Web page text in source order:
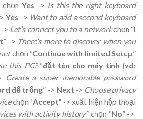
chọnYes -> Is this the right keyboard
Yes -> Want to add a second keyboard
-> Let’s connect you to a networkchọn “I
” -> There’s more to discover when you
chọn “Continue with limited Setup”
this PC?“đặt tên cho máy tính (vd:
Create a super memorable password
để trống” -> Next -> Choose privacy
chọn “Accept” -> xuất hiện hộp thoại
with activity history”chọn “No” ->